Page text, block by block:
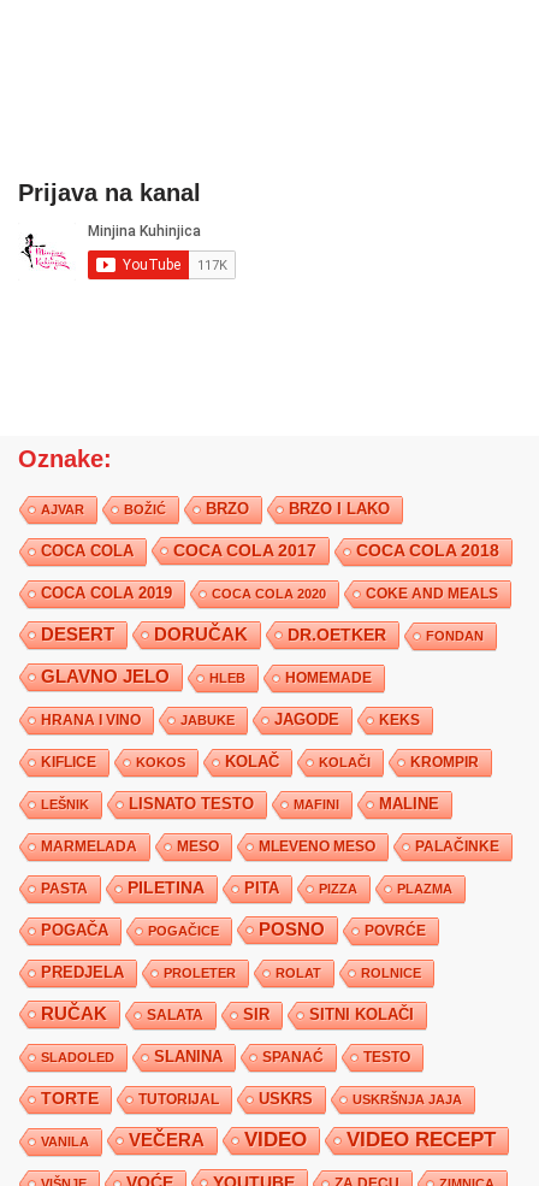
Prijava na kanal
Oznake:
AJVAR BOŽIĆ BRZO BRZO I LAKO
COCA COLA COCA COLA 2017 COCA COLA 2018
COCA COLA 2019 COCA COLA 2020 COKE AND MEALS
DESERT DORUČAK DR.OETKER FONDAN
GLAVNO JELO HLEB HOMEMADE
HRANA I VINO JABUKE JAGODE KEKS
KIFLICE KOKOS KOLAČ KOLAČI KROMPIR
LEŠNIK LISNATO TESTO MAFINI MALINE
MARMELADA MESO MLEVENO MESO PALAČINKE
PASTA PILETINA PITA PIZZA PLAZMA
POGAČA POGAČICE POSNO POVRĆE
PREDJELA PROLETER ROLAT ROLNICE
RUČAK SALATA SIR SITNI KOLAČI
SLADOLED SLANINA SPANAĆ TESTO
TORTE TUTORIJAL USKRS USKRŠNJA JAJA
VANILA VEČERA VIDEO VIDEO RECEPT